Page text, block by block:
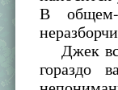
В
Джек
гораздо